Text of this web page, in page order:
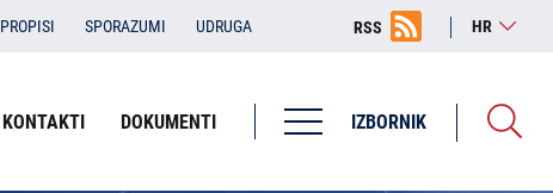
PROPISI SPORAZUMI UDRUGA HR
RSS
IZBORNIK
Županijska državna odvjetništva
KONTAKTI DOKUMENTI